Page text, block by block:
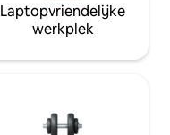
Laptopvriendelijke
werkplek